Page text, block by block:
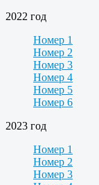
2022 год
Номер 1
Номер 2
Номер 3
Номер 4
Номер 5
Номер 6
2023 год
Номер 1
Номер 2
Номер 3